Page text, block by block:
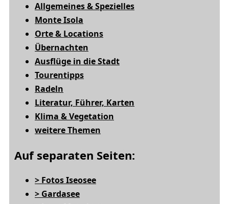
Allgemeines & Spezielles
Monte Isola
Orte & Locations
Übernachten
Ausflüge in die Stadt
Tourentipps
Radeln
Literatur, Führer, Karten
Klima & Vegetation
weitere Themen
Auf separaten Seiten:
> Fotos Iseosee
> Gardasee